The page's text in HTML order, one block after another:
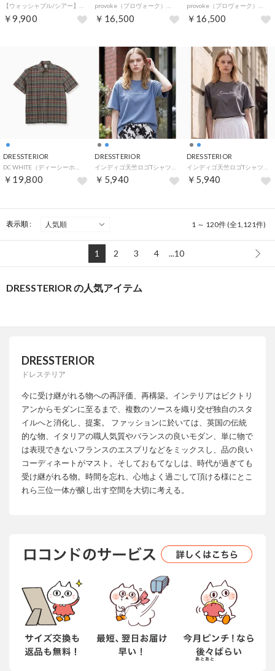
￥9,900 ￥16,500 ￥16,500
DRESSTERIOR
￥19,800
DRESSTERIOR
￥5,940
DRESSTERIOR
￥5,940
表示順 : 1 ～ 120件 (全1,121件)
1 2 3 4 ...10
DRESSTERIOR の人気アイテム
DRESSTERIOR
ドレステリア
今に受け継がれる物への再評価、再構築。インテリアはビクトリ
アンからモダンに至るまで、複数のソースを織り交ぜ独自のスタ
イルへと消化し、提案。 ファッションに於いては、英国の伝統
的な物、イタリアの職人気質やバランスの良いモダン、単に物で
は表現できないフランスのエスプリなどをミックスし、品の良い
コーディネートがマスト。そしておもてなしは、時代が過ぎても
受け継がれる物。時間を忘れ、心地よく過ごして頂ける様にとこ
れら三位一体が醸し出す空間を大切に考える。